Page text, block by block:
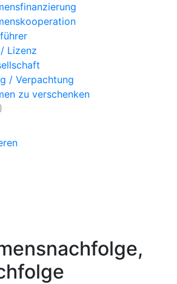
Lizenz
/ Verpachtung
zu verschenken